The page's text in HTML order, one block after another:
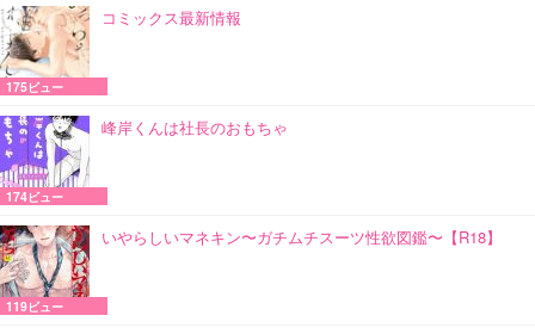
コミックス最新情報
175ビュー
峰岸くんは社長のおもちゃ
174ビュー
いやらしいマネキン〜ガチムチスーツ性欲図鑑〜【R18】
119ビュー